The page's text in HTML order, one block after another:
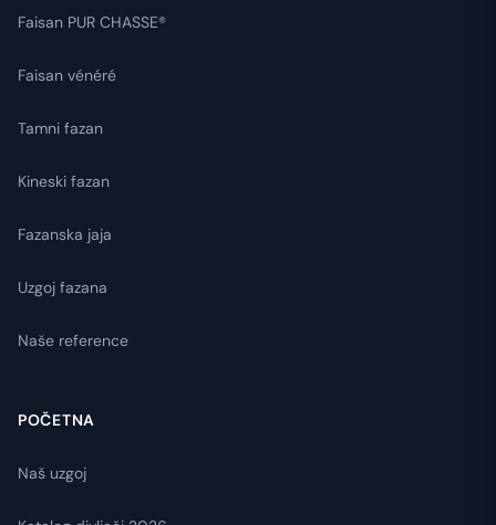
Faisan PUR CHASSE®
Faisan vénéré
Tamni fazan
Kineski fazan
Fazanska jaja
Uzgoj fazana
Naše reference
POČETNA
Naš uzgoj